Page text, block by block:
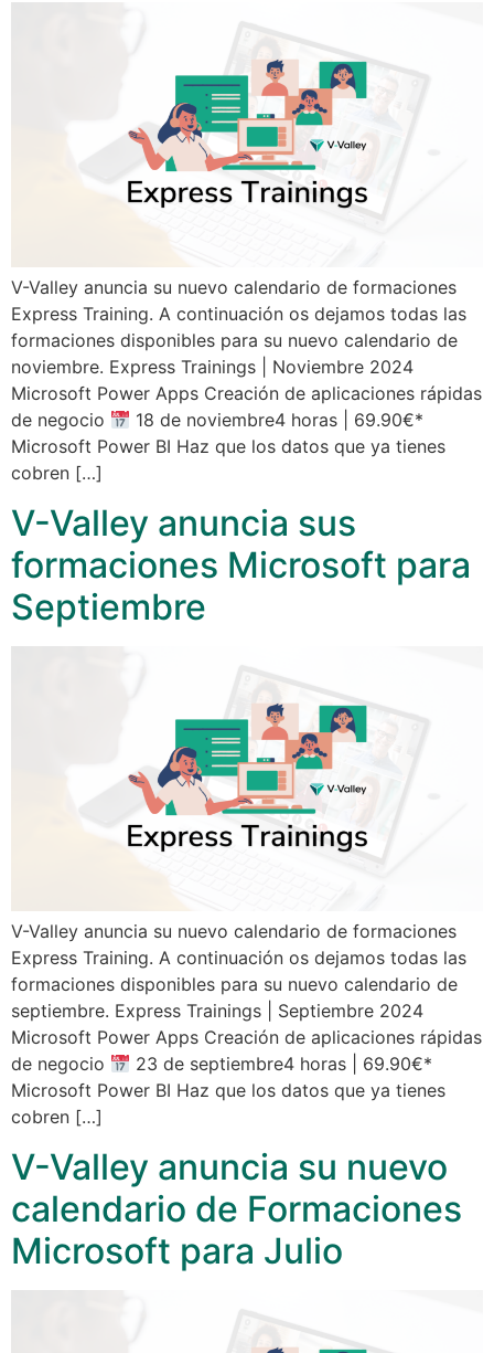
V-Valley anuncia su nuevo calendario de formaciones
Express Training. A continuación os dejamos todas las
formaciones disponibles para su nuevo calendario de
noviembre. Express Trainings | Noviembre 2024
Microsoft Power Apps Creación de aplicaciones rápidas
de negocio
18 de noviembre4 horas | 69.90€*
Microsoft Power BI Haz que los datos que ya tienes
cobren […]
V-Valley anuncia sus
formaciones Microsoft para
Septiembre
V-Valley anuncia su nuevo calendario de formaciones
Express Training. A continuación os dejamos todas las
formaciones disponibles para su nuevo calendario de
septiembre. Express Trainings | Septiembre 2024
Microsoft Power Apps Creación de aplicaciones rápidas
de negocio
23 de septiembre4 horas | 69.90€*
Microsoft Power BI Haz que los datos que ya tienes
cobren […]
V-Valley anuncia su nuevo
calendario de Formaciones
Microsoft para Julio